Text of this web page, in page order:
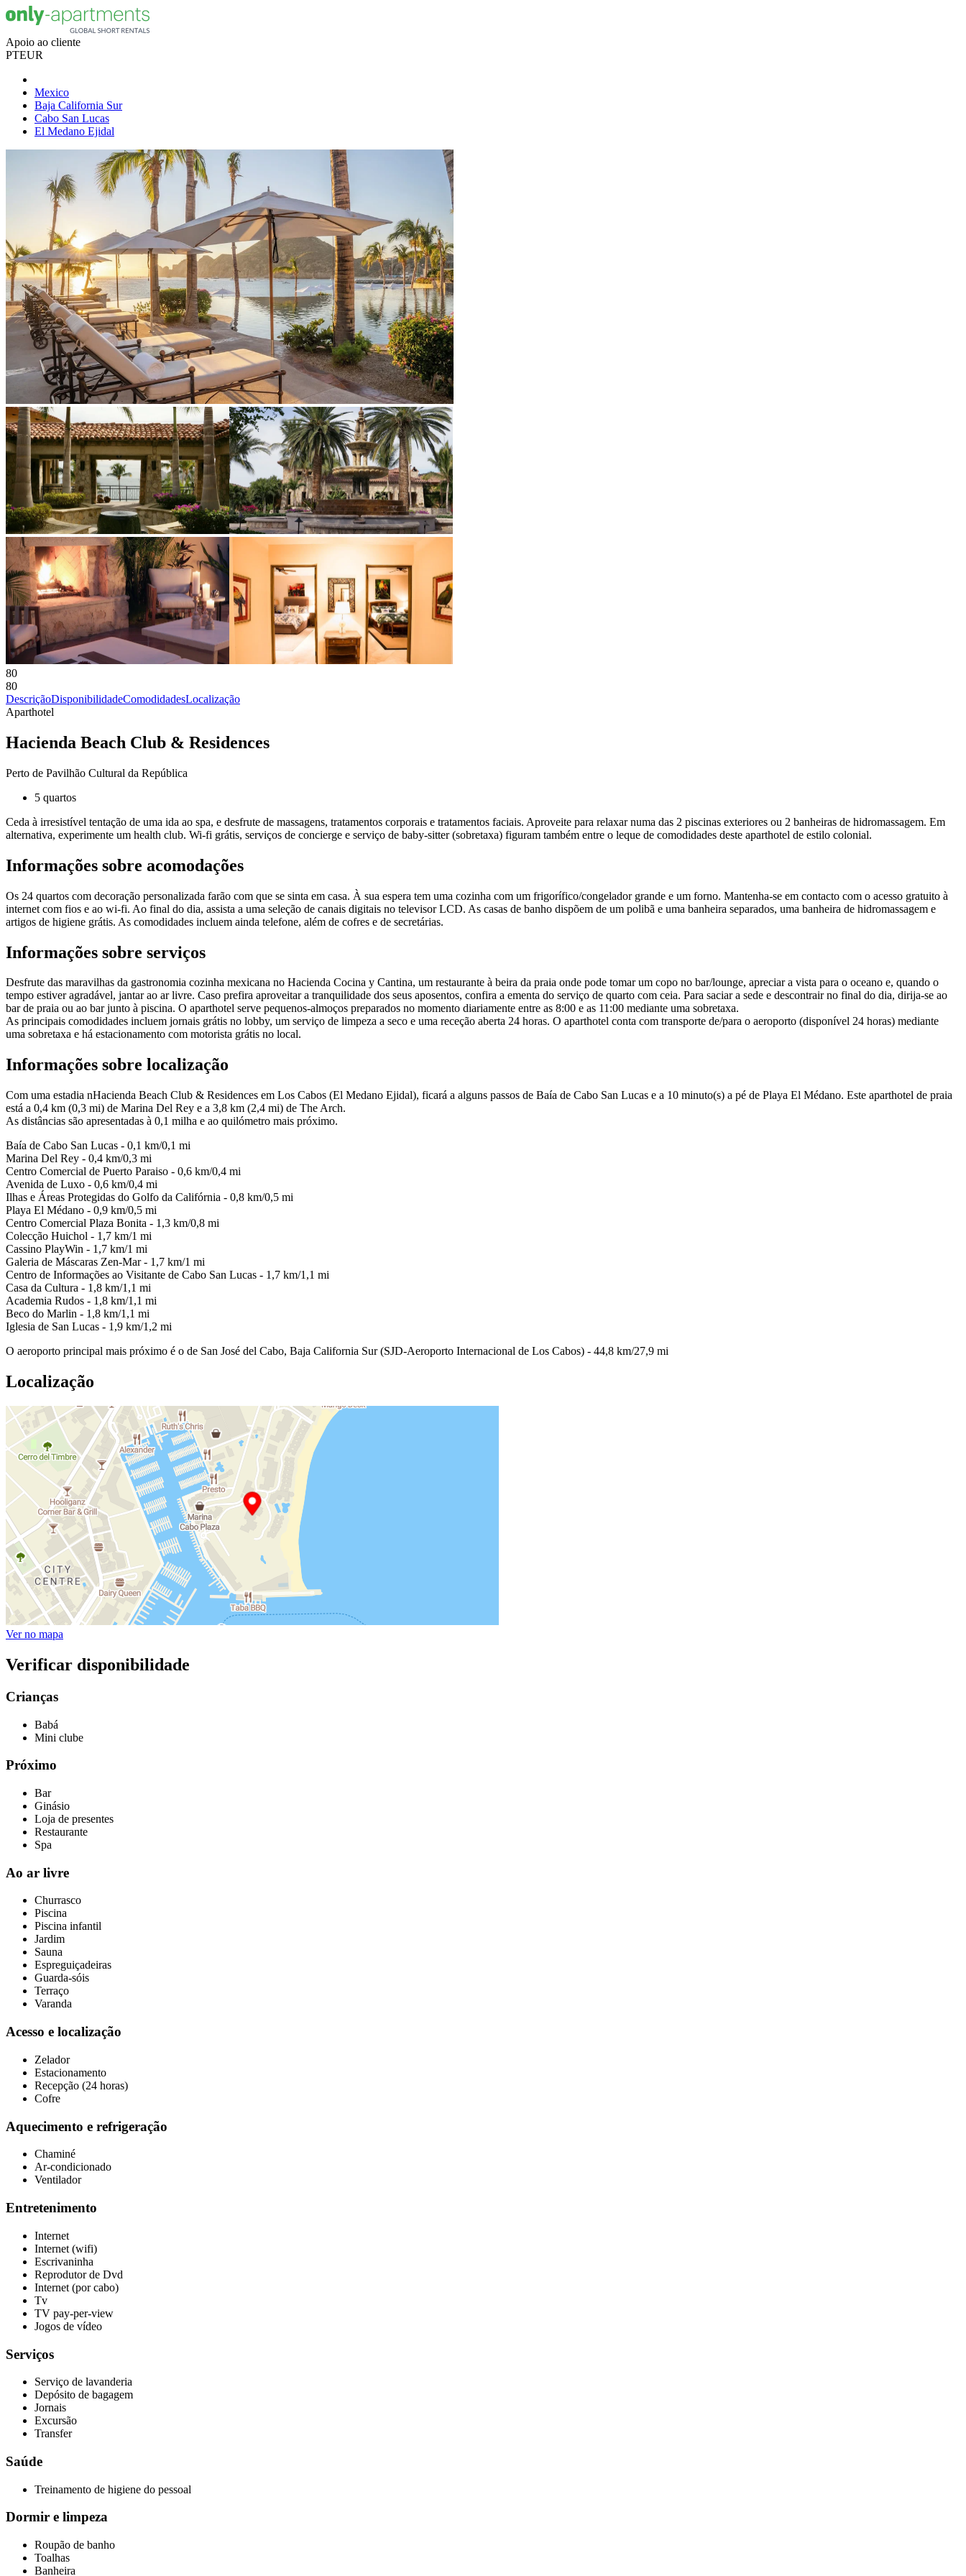
Apoio ao cliente
PTEUR
Mexico
Baja California Sur
Cabo San Lucas
El Medano Ejidal
80
80
DescriçãoDisponibilidadeComodidadesLocalização
Aparthotel
Hacienda Beach Club & Residences
Perto de Pavilhão Cultural da República
5 quartos
Ceda à irresistível tentação de uma ida ao spa, e desfrute de massagens, tratamentos corporais e tratamentos faciais. Aproveite para relaxar numa das 2 piscinas exteriores ou 2 banheiras de hidromassagem. Em
alternativa, experimente um health club. Wi-fi grátis, serviços de concierge e serviço de baby-sitter (sobretaxa) figuram também entre o leque de comodidades deste aparthotel de estilo colonial.
Informações sobre acomodações
Os 24 quartos com decoração personalizada farão com que se sinta em casa. À sua espera tem uma cozinha com um frigorífico/congelador grande e um forno. Mantenha-se em contacto com o acesso gratuito à
internet com fios e ao wi-fi. Ao final do dia, assista a uma seleção de canais digitais no televisor LCD. As casas de banho dispõem de um polibã e uma banheira separados, uma banheira de hidromassagem e
artigos de higiene grátis. As comodidades incluem ainda telefone, além de cofres e de secretárias.
Informações sobre serviços
Desfrute das maravilhas da gastronomia cozinha mexicana no Hacienda Cocina y Cantina, um restaurante à beira da praia onde pode tomar um copo no bar/lounge, apreciar a vista para o oceano e, quando o
tempo estiver agradável, jantar ao ar livre. Caso prefira aproveitar a tranquilidade dos seus aposentos, confira a ementa do serviço de quarto com ceia. Para saciar a sede e descontrair no final do dia, dirija-se ao
bar de praia ou ao bar junto à piscina. O aparthotel serve pequenos-almoços preparados no momento diariamente entre as 8:00 e as 11:00 mediante uma sobretaxa.
As principais comodidades incluem jornais grátis no lobby, um serviço de limpeza a seco e uma receção aberta 24 horas. O aparthotel conta com transporte de/para o aeroporto (disponível 24 horas) mediante
uma sobretaxa e há estacionamento com motorista grátis no local.
Informações sobre localização
Com uma estadia nHacienda Beach Club & Residences em Los Cabos (El Medano Ejidal), ficará a alguns passos de Baía de Cabo San Lucas e a 10 minuto(s) a pé de Playa El Médano. Este aparthotel de praia
está a 0,4 km (0,3 mi) de Marina Del Rey e a 3,8 km (2,4 mi) de The Arch.
As distâncias são apresentadas à 0,1 milha e ao quilómetro mais próximo.
Baía de Cabo San Lucas - 0,1 km/0,1 mi
Marina Del Rey - 0,4 km/0,3 mi
Centro Comercial de Puerto Paraiso - 0,6 km/0,4 mi
Avenida de Luxo - 0,6 km/0,4 mi
Ilhas e Áreas Protegidas do Golfo da Califórnia - 0,8 km/0,5 mi
Playa El Médano - 0,9 km/0,5 mi
Centro Comercial Plaza Bonita - 1,3 km/0,8 mi
Colecção Huichol - 1,7 km/1 mi
Cassino PlayWin - 1,7 km/1 mi
Galeria de Máscaras Zen-Mar - 1,7 km/1 mi
Centro de Informações ao Visitante de Cabo San Lucas - 1,7 km/1,1 mi
Casa da Cultura - 1,8 km/1,1 mi
Academia Rudos - 1,8 km/1,1 mi
Beco do Marlin - 1,8 km/1,1 mi
Iglesia de San Lucas - 1,9 km/1,2 mi
O aeroporto principal mais próximo é o de San José del Cabo, Baja California Sur (SJD-Aeroporto Internacional de Los Cabos) - 44,8 km/27,9 mi
Localização
Ver no mapa
Verificar disponibilidade
Crianças
Babá
Mini clube
Próximo
Bar
Ginásio
Loja de presentes
Restaurante
Spa
Ao ar livre
Churrasco
Piscina
Piscina infantil
Jardim
Sauna
Espreguiçadeiras
Guarda-sóis
Terraço
Varanda
Acesso e localização
Zelador
Estacionamento
Recepção (24 horas)
Cofre
Aquecimento e refrigeração
Chaminé
Ar-condicionado
Ventilador
Entretenimento
Internet
Internet (wifi)
Escrivaninha
Reprodutor de Dvd
Internet (por cabo)
Tv
TV pay-per-view
Jogos de vídeo
Serviços
Serviço de lavanderia
Depósito de bagagem
Jornais
Excursão
Transfer
Saúde
Treinamento de higiene do pessoal
Dormir e limpeza
Roupão de banho
Toalhas
Banheira